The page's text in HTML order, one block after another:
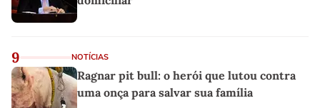
9 NOTÍCIAS
Ragnar pit bull: o herói que lutou contra
uma onça para salvar sua família